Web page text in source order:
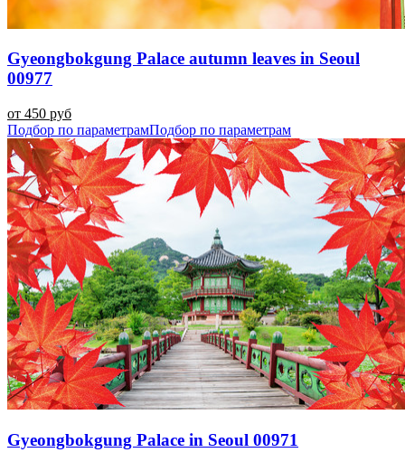
Gyeongbokgung Palace autumn leaves in Seoul
00977
от 450 руб
Подбор по параметрамПодбор по параметрам
Gyeongbokgung Palace in Seoul 00971